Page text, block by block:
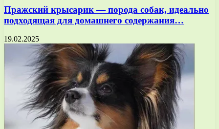
Пражский крысарик — порода собак, идеально
подходящая для домашнего содержания…
19.02.2025